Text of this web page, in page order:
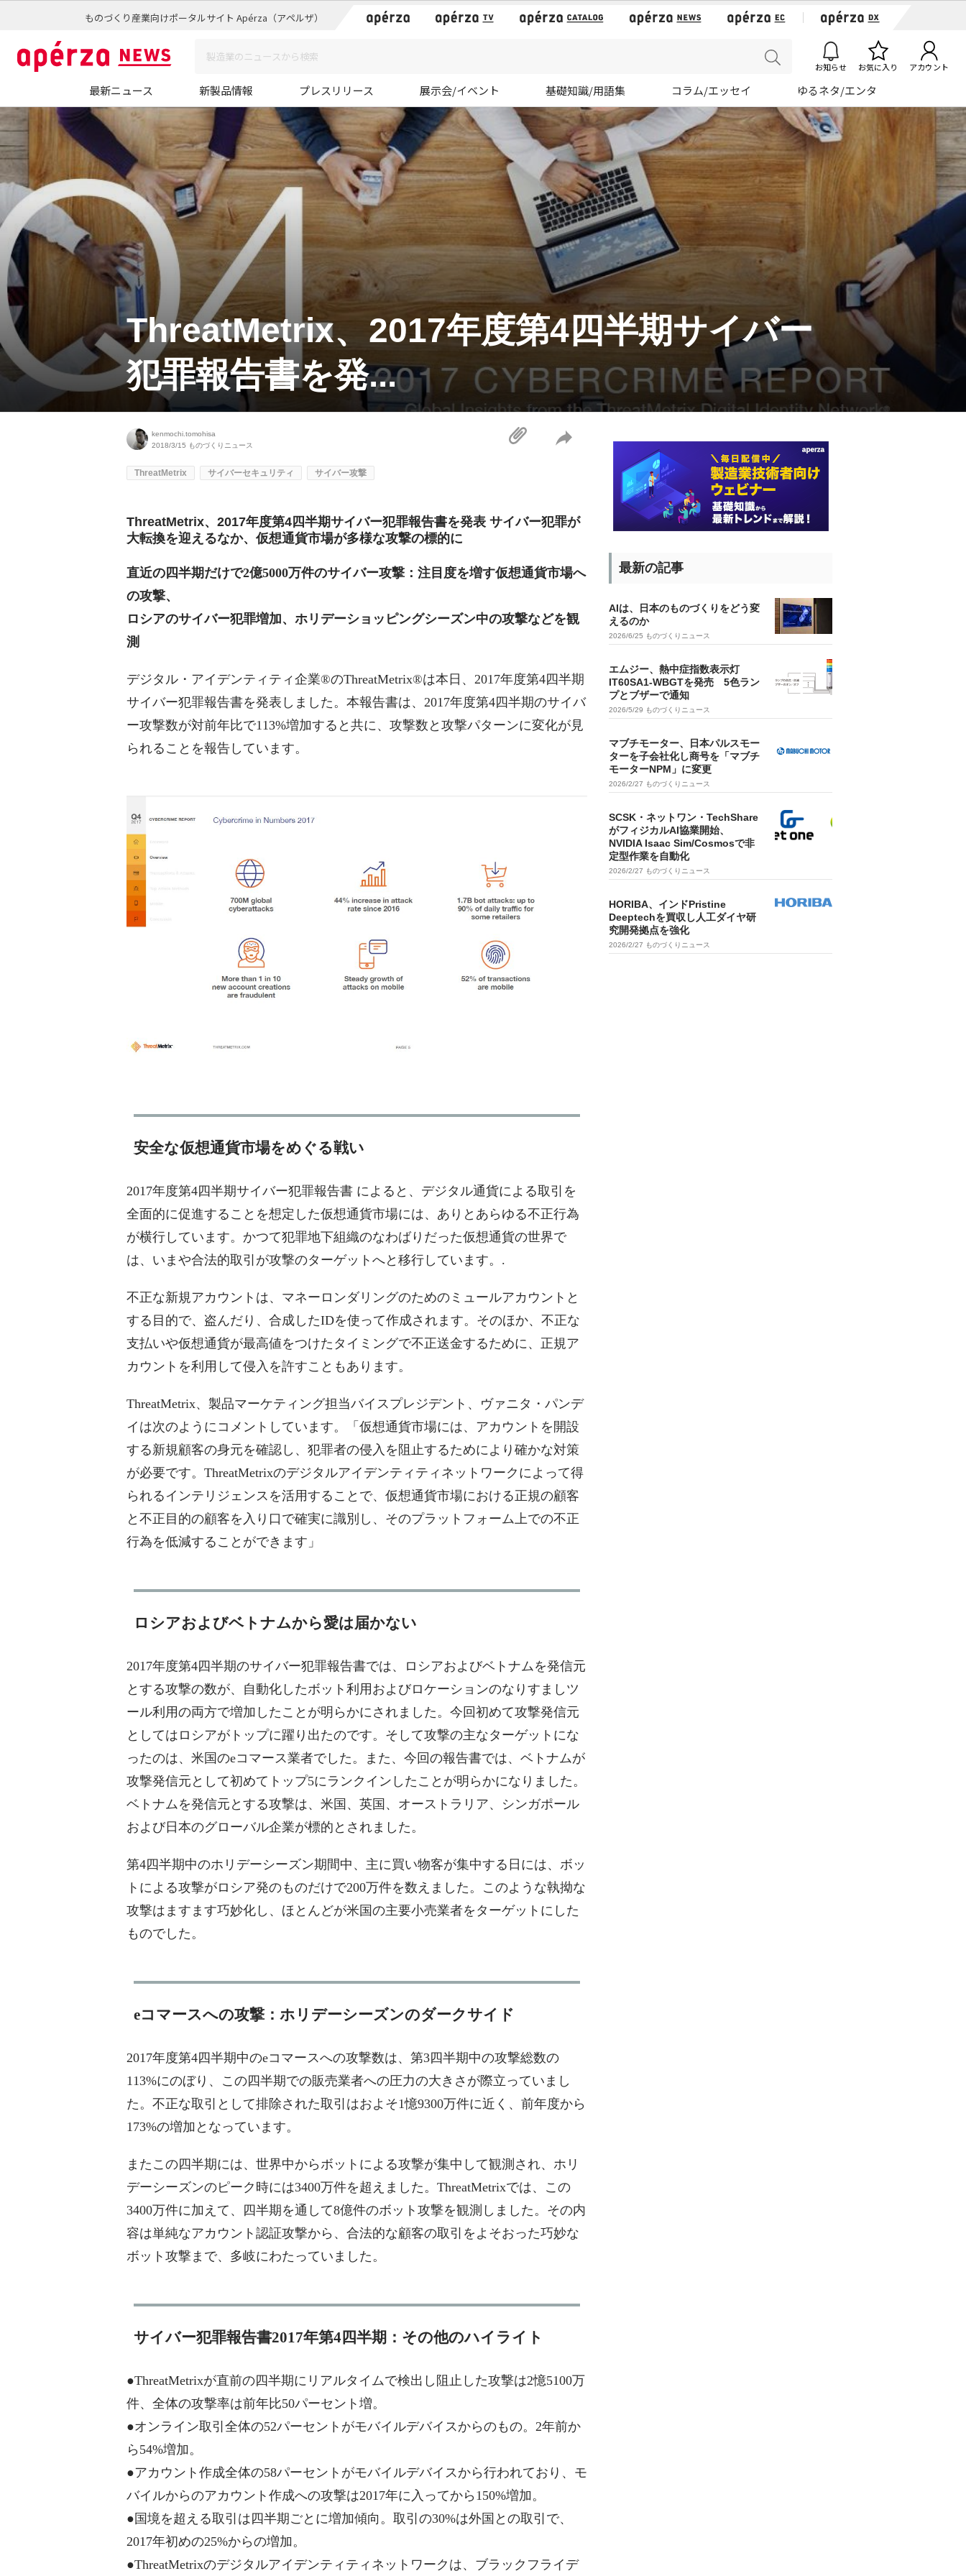
ものづくり産業向けポータルサイト Apérza（アペルザ）
お知らせ お気に入り アカウント
最新ニュース 新製品情報 プレスリリース 展示会/イベント 基礎知識/用語集 コラム/エッセイ ゆるネタ/エンタ
ThreatMetrix、2017年度第4四半期サイバー
犯罪報告書を発...
kenmochi.tomohisa
2018/3/15 ものづくりニュース
ThreatMetrix サイバーセキュリティ サイバー攻撃
ThreatMetrix、2017年度第4四半期サイバー犯罪報告書を発表 サイバー犯罪が
大転換を迎えるなか、仮想通貨市場が多様な攻撃の標的に
直近の四半期だけで2億5000万件のサイバー攻撃：注目度を増す仮想通貨市場へ
の攻撃、
ロシアのサイバー犯罪増加、ホリデーショッピングシーズン中の攻撃などを観
測
デジタル・アイデンティティ企業®のThreatMetrix®は本日、2017年度第4四半期
サイバー犯罪報告書を発表しました。本報告書は、2017年度第4四半期のサイバ
ー攻撃数が対前年比で113%増加すると共に、攻撃数と攻撃パターンに変化が見
られることを報告しています。
安全な仮想通貨市場をめぐる戦い
2017年度第4四半期サイバー犯罪報告書 によると、デジタル通貨による取引を
全面的に促進することを想定した仮想通貨市場には、ありとあらゆる不正行為
が横行しています。かつて犯罪地下組織のなわばりだった仮想通貨の世界で
は、いまや合法的取引が攻撃のターゲットへと移行しています。.
不正な新規アカウントは、マネーロンダリングのためのミュールアカウントと
する目的で、盗んだり、合成したIDを使って作成されます。そのほか、不正な
支払いや仮想通貨が最高値をつけたタイミングで不正送金するために、正規ア
カウントを利用して侵入を許すこともあります。
ThreatMetrix、製品マーケティング担当バイスプレジデント、ヴァニタ・パンデ
イは次のようにコメントしています。「仮想通貨市場には、アカウントを開設
する新規顧客の身元を確認し、犯罪者の侵入を阻止するためにより確かな対策
が必要です。ThreatMetrixのデジタルアイデンティティネットワークによって得
られるインテリジェンスを活用することで、仮想通貨市場における正規の顧客
と不正目的の顧客を入り口で確実に識別し、そのプラットフォーム上での不正
行為を低減することができます」
ロシアおよびベトナムから愛は届かない
2017年度第4四半期のサイバー犯罪報告書では、ロシアおよびベトナムを発信元
とする攻撃の数が、自動化したボット利用およびロケーションのなりすましツ
ール利用の両方で増加したことが明らかにされました。今回初めて攻撃発信元
としてはロシアがトップに躍り出たのです。そして攻撃の主なターゲットにな
ったのは、米国のeコマース業者でした。また、今回の報告書では、ベトナムが
攻撃発信元として初めてトップ5にランクインしたことが明らかになりました。
ベトナムを発信元とする攻撃は、米国、英国、オーストラリア、シンガポール
および日本のグローバル企業が標的とされました。
第4四半期中のホリデーシーズン期間中、主に買い物客が集中する日には、ボッ
トによる攻撃がロシア発のものだけで200万件を数えました。このような執拗な
攻撃はますます巧妙化し、ほとんどが米国の主要小売業者をターゲットにした
ものでした。
eコマースへの攻撃：ホリデーシーズンのダークサイド
2017年度第4四半期中のeコマースへの攻撃数は、第3四半期中の攻撃総数の
113%にのぼり、この四半期での販売業者への圧力の大きさが際立っていまし
た。不正な取引として排除された取引はおよそ1憶9300万件に近く、前年度から
173%の増加となっています。
またこの四半期には、世界中からボットによる攻撃が集中して観測され、ホリ
デーシーズンのピーク時には3400万件を超えました。ThreatMetrixでは、この
3400万件に加えて、四半期を通して8億件のボット攻撃を観測しました。その内
容は単純なアカウント認証攻撃から、合法的な顧客の取引をよそおった巧妙な
ボット攻撃まで、多岐にわたっていました。
サイバー犯罪報告書2017年第4四半期：その他のハイライト
●ThreatMetrixが直前の四半期にリアルタイムで検出し阻止した攻撃は2憶5100万
件、全体の攻撃率は前年比50パーセント増。
●オンライン取引全体の52パーセントがモバイルデバイスからのもの。2年前か
ら54%増加。
●アカウント作成全体の58パーセントがモバイルデバイスから行われており、モ
バイルからのアカウント作成への攻撃は2017年に入ってから150%増加。
●国境を超える取引は四半期ごとに増加傾向。取引の30%は外国との取引で、
2017年初めの25%からの増加。
●ThreatMetrixのデジタルアイデンティティネットワークは、ブラックフライデ
最新の記事
AIは、日本のものづくりをどう変
えるのか
2026/6/25 ものづくりニュース
エムジー、熱中症指数表示灯
IT60SA1-WBGTを発売 5色ラン
プとブザーで通知
2026/5/29 ものづくりニュース
マブチモーター、日本パルスモー
ターを子会社化し商号を「マブチ
モーターNPM」に変更
2026/2/27 ものづくりニュース
SCSK・ネットワン・TechShare
がフィジカルAI協業開始、
NVIDIA Isaac Sim/Cosmosで非
定型作業を自動化
2026/2/27 ものづくりニュース
HORIBA、インドPristine
Deeptechを買収し人工ダイヤ研
究開発拠点を強化
2026/2/27 ものづくりニュース